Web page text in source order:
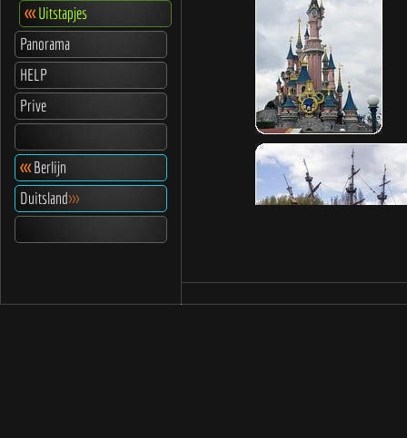
<<<Uitstapjes
Panorama
HELP
Prive
<<<Berlijn
Duitsland>>>